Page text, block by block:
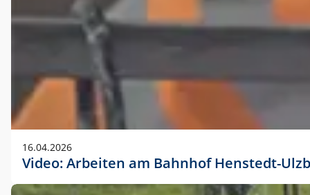
16.04.2026
Video: Arbeiten am Bahnhof Henstedt-